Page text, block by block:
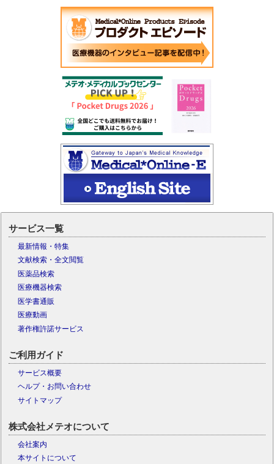
サービス一覧
最新情報・特集
文献検索・全文閲覧
医薬品検索
医療機器検索
医学書通販
医療動画
著作権許諾サービス
ご利用ガイド
サービス概要
ヘルプ・お問い合わせ
サイトマップ
株式会社メテオについて
会社案内
本サイトについて